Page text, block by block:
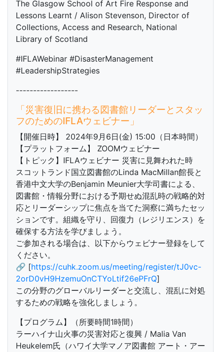
The Glasgow School of Art Fire Response and
Lessons Learnt / Alison Stevenson, Director of
Collections, Access and Research, National
Library of Scotland
#IFLAWebinar #DisasterManagement
#LeadershipStrategies
------------------
「災害復旧に携わる図書館リーダーとスタッ
フのためのIFLAウェビナー」
【開催日時】 2024年9月6日(金) 15:00（日本時間）
【プラットフォーム】 ZOOMウェビナー
【トピック】IFLAウェビナー 災害に見舞われた時
スコットランド国立図書館のLinda MacMillan館長と
香港中文大学のBenjamin Meunier大学司書による、
図書館・情報分野における予期せぬ混乱時の戦略的対
応とリーダーシップに焦点を当てた洞察に満ちたセッ
ションです。組織を守り、回復力（レジリエンス）を
確保する方法を学びましょう。
ご参加される場合は、以下からウェビナー登録をして
ください。
🔗 [https://cuhk.zoom.us/meeting/register/tJ0vc-
2orD0vH9HzemuOnCTYoLtif26ePFrQ]
この分野のグローバルリーダーと交流し、混乱に対処
するための戦略を強化しましょう。
【プログラム】（所要時間1時間）
ラーハイナ山火事の災害対応と復興 / Malia Van
Heukelem氏（ハワイ大学マノア図書館 アート・アー